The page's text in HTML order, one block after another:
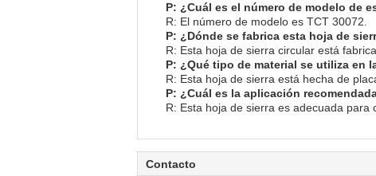
P: ¿Cuál es el número de modelo de
R: El número de modelo es TCT 30072.
P: ¿Dónde se fabrica esta hoja de
R: Esta hoja de sierra circular está
P: ¿Qué tipo de material se utiliza en
R: Esta hoja de sierra está hecha de
P: ¿Cuál es la aplicación
R: Esta hoja de sierra es adecuada para
Contacto